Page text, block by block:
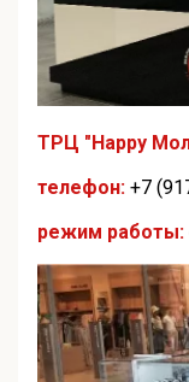
ТРЦ "Happy
телефон: +7
режим работы: